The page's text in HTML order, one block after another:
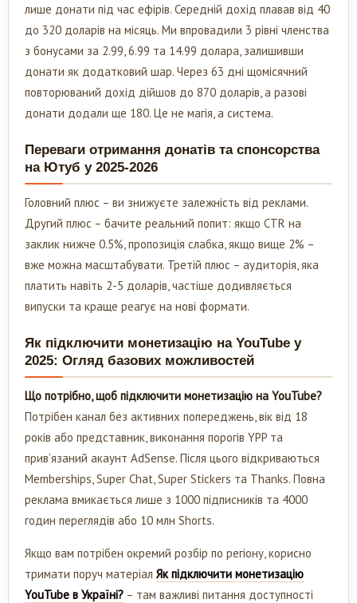
лише донати під час ефірів. Середній дохід плавав від 40
до 320 доларів на місяць. Ми впровадили 3 рівні членства
з бонусами за 2.99, 6.99 та 14.99 долара, залишивши
донати як додатковий шар. Через 63 дні щомісячний
повторюваний дохід дійшов до 870 доларів, а разові
донати додали ще 180. Це не магія, а система.
Переваги отримання донатів та спонсорства
на Ютуб у 2025-2026
Головний плюс – ви знижуєте залежність від реклами.
Другий плюс – бачите реальний попит: якщо CTR на
заклик нижче 0.5%, пропозиція слабка, якщо вище 2% –
вже можна масштабувати. Третій плюс – аудиторія, яка
платить навіть 2-5 доларів, частіше додивляється
випуски та краще реагує на нові формати.
Як підключити монетизацію на YouTube у
2025: Огляд базових можливостей
Що потрібно, щоб підключити монетизацію на YouTube?
Потрібен канал без активних попереджень, вік від 18
років або представник, виконання порогів YPP та
прив’язаний акаунт AdSense. Після цього відкриваються
Memberships, Super Chat, Super Stickers та Thanks. Повна
реклама вмикається лише з 1000 підписників та 4000
годин переглядів або 10 млн Shorts.
Якщо вам потрібен окремий розбір по регіону, корисно
тримати поруч матеріал Як підключити монетизацію
YouTube в Україні? – там важливі питання доступності